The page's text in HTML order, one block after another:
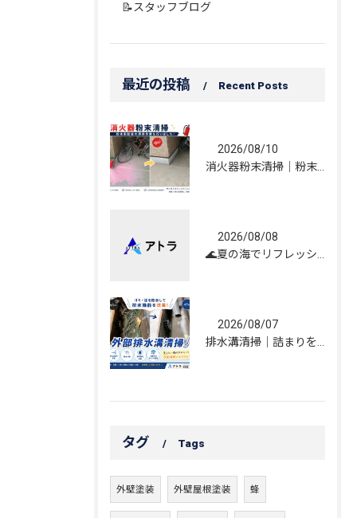
📝スタッフブログ
最近の投稿 Recent Posts
2026/08/10
消火器粉末清掃｜粉末飛散後の清掃作業を行いました！
2026/08/08
🌊夏の海でリフレッシュしてきました！☀️
2026/08/07
排水溝清掃｜詰まりを解消し、雨水の流れを改善しました！
タグ Tags
外壁塗装 外壁屋根塗装 蜂